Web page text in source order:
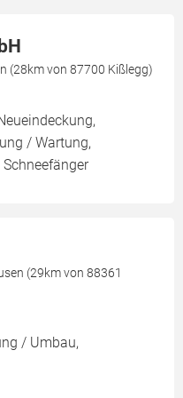
(28km von 87700 Kißlegg)
/ Wartung,
(29km von 88361
/ Umbau,